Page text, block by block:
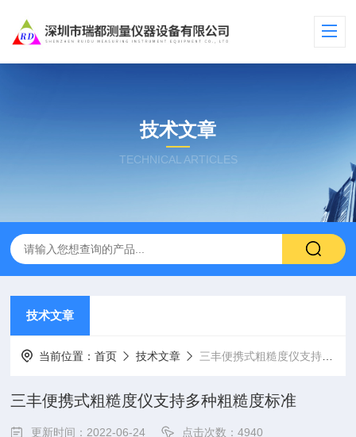
技术文章
TECHNICAL ARTICLES
技术文章
当前位置：首页 技术文章 三丰便携式粗糙度仪支持多种粗糙度标准
三丰便携式粗糙度仪支持多种粗糙度标准
更新时间：2022-06-24 点击次数：4940